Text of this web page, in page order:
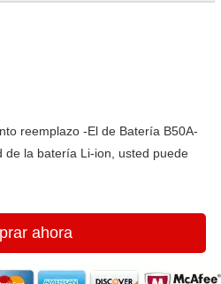
reemplazo -El de Batería B50A-
de la batería Li-ion, usted puede
ahora